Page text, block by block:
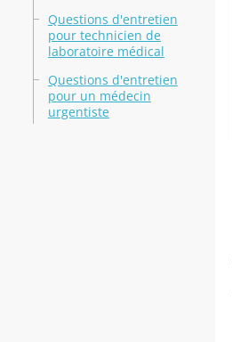
Questions d'entretien
pour technicien de
laboratoire médical
Questions d'entretien
pour un médecin
urgentiste